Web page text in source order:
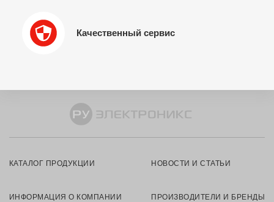
Качественный сервис
КАТАЛОГ ПРОДУКЦИИ НОВОСТИ И СТАТЬИ
ИНФОРМАЦИЯ О КОМПАНИИ ПРОИЗВОДИТЕЛИ И БРЕНДЫ